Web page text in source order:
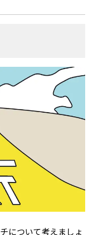
について考えましょ